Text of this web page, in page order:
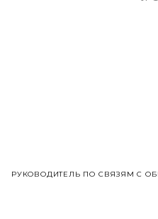
РУКОВОДИТЕЛЬ ПО СВЯЗЯМ С